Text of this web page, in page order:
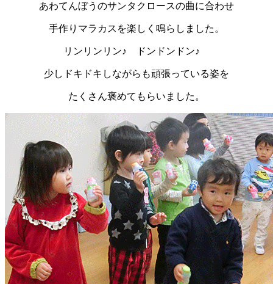
あわてんぼうのサンタクロースの曲に合わせ
手作りマラカスを楽しく鳴らしました。
リンリンリン♪ ドンドンドン♪
少しドキドキしながらも頑張っている姿を
たくさん褒めてもらいました。